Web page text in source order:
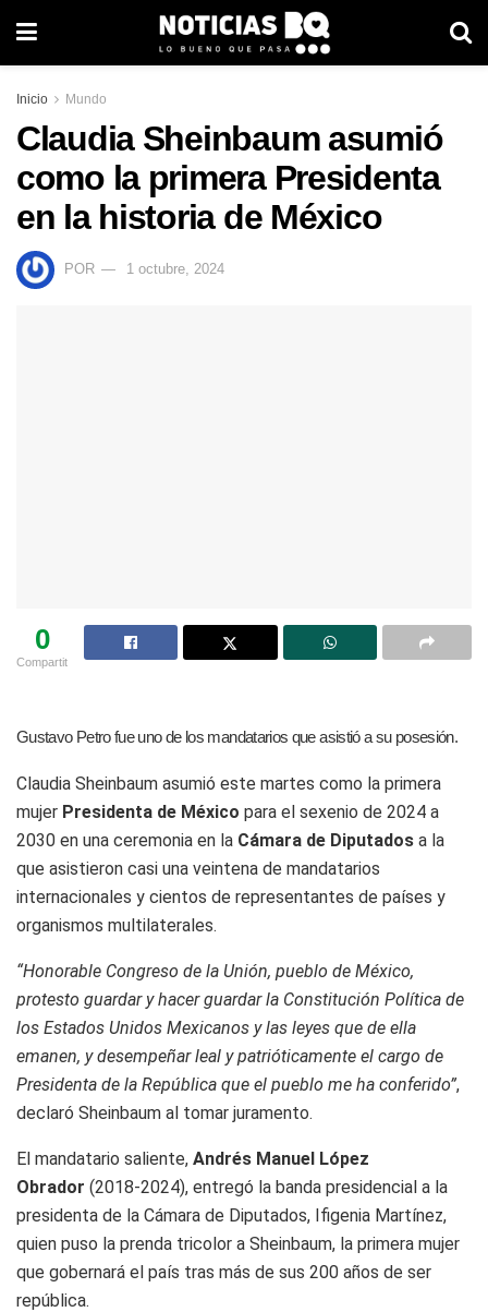
Inicio Mundo
Claudia Sheinbaum asumió
como la primera Presidenta
en la historia de México
POR 1 octubre, 2024
0
Compartit
Gustavo Petro fue uno de los mandatarios que asistió a su posesión.
Claudia Sheinbaum asumió este martes como la primera
mujer Presidenta de México para el sexenio de 2024 a
2030 en una ceremonia en la Cámara de Diputados a la
que asistieron casi una veintena de mandatarios
internacionales y cientos de representantes de países y
organismos multilaterales.
“Honorable Congreso de la Unión, pueblo de México,
protesto guardar y hacer guardar la Constitución Política de
los Estados Unidos Mexicanos y las leyes que de ella
emanen, y desempeñar leal y patrióticamente el cargo de
Presidenta de la República que el pueblo me ha conferido”,
declaró Sheinbaum al tomar juramento.
El mandatario saliente, Andrés Manuel López
Obrador (2018-2024), entregó la banda presidencial a la
presidenta de la Cámara de Diputados, Ifigenia Martínez,
quien puso la prenda tricolor a Sheinbaum, la primera mujer
que gobernará el país tras más de sus 200 años de ser
república.